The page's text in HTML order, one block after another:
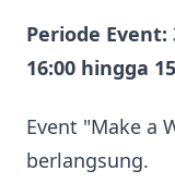
Periode Event:
16:00 hingga
Event "Make a
berlangsung.